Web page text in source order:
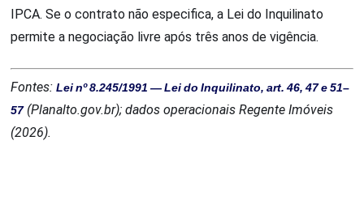
IPCA. Se o contrato não especifica, a Lei do Inquilinato
permite a negociação livre após três anos de vigência.
Fontes:Lei nº 8.245/1991 — Lei do Inquilinato, art. 46, 47 e 51–
57(Planalto.gov.br); dados operacionais Regente Imóveis
(2026).